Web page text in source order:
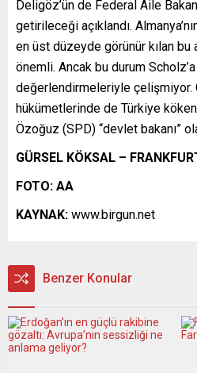
Deligöz’ün de Federal Aile
getirileceği açıklandı.
en üst düzeyde görünür kılan
önemli. Ancak bu durum
değerlendirmeleriyle çelişmiyor.
hükümetlerinde de Türkiye
Özoğuz (SPD) “devlet bakanı”
GÜRSEL KÖKSAL –
FOTO: AA
KAYNAK: www.birgun.net
Benzer Konular